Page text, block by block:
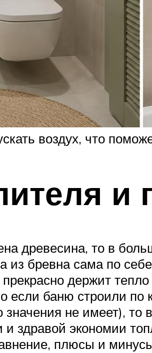
воздух, что
и
древесина, то в
из бревна сама по
держит
баню строили по
значения не имеет),
и здравой экономии
плюсы и